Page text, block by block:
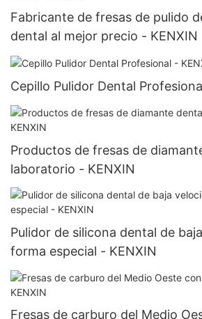
Fabricante de fresas de pulido
dental al mejor precio - KENXIN
Cepillo Pulidor Dental
Productos de fresas de
laboratorio - KENXIN
Pulidor de silicona dental de
forma especial - KENXIN
Fresas de carburo del Medio